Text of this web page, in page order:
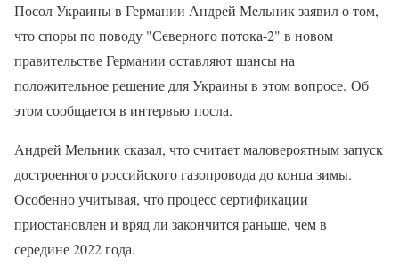
Посол Украины в Германии Андрей Мельник заявил о том,
что споры по поводу "Северного потока-2" в новом
правительстве Германии оставляют шансы на
положительное решение для Украины в этом вопросе. Об
этом сообщается в интервью посла.
Андрей Мельник сказал, что считает маловероятным запуск
достроенного российского газопровода до конца зимы.
Особенно учитывая, что процесс сертификации
приостановлен и вряд ли закончится раньше, чем в
середине 2022 года.